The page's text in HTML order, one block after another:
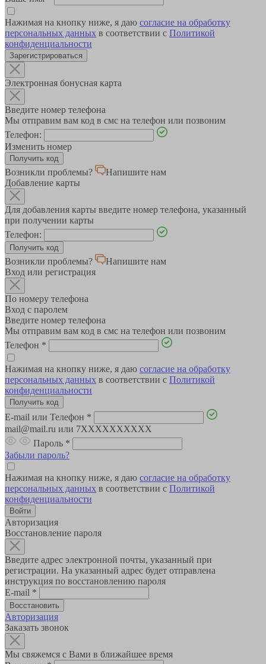
Нажимая на кнопку ниже, я даю согласие на обработку
персональных данных в соответствии с Политикой
конфиденциальности
Зарегистрироваться
Электронная бонусная карта
Введите номер телефона
Мы отправим вам код в смс на телефон или позвоним
Телефон:
Изменить номер
Возникли проблемы?
Напишите нам
Добавление карты
Для добавления карты введите номер телефона, указанный
при получении карты
Телефон:
Возникли проблемы?
Напишите нам
Вход или регистрация
По номеру телефона
Вход с паролем
Введите номер телефона
Мы отправим вам код в смс на телефон или позвоним
Телефон *
Нажимая на кнопку ниже, я даю согласие на обработку
персональных данных в соответствии с Политикой
конфиденциальности
E-mail или Телефон *
mail@mail.ru или 7XXXXXXXXXX
Пароль *
Забыли пароль?
Нажимая на кнопку ниже, я даю согласие на обработку
персональных данных в соответствии с Политикой
конфиденциальности
Авторизация
Восстановление пароля
Введите адрес электронной почты, указанный при
регистрации. На указанный адрес будет отправлена
инструкция по восстановлению пароля
E-mail *
Авторизация
Заказать звонок
Мы свяжемся с Вами в ближайшее время